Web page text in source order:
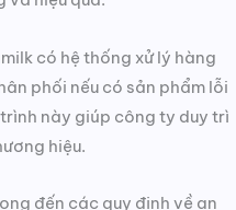
có hệ thống xử lý hàng
phối nếu có sản phẩm lỗi
này giúp công ty duy trì
hiệu.
đến các quy định về an